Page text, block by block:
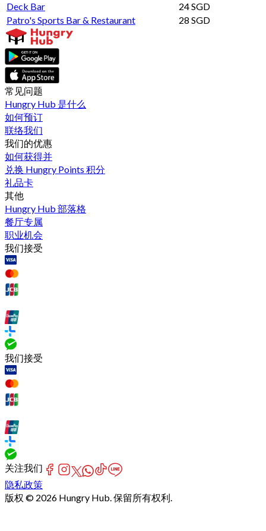
Deck Bar
24 SGD
Patro's Sports Bar & Restaurant
28 SGD
常见问题
Hungry Hub 是什么
如何预订
联络我们
我们的优惠
如何获得并
兑换 Hungry Points 积分
礼品卡
其他
Hungry Hub 部落格
餐厅专属
职业机会
我们接受
我们接受
关注我们
隐私政策
版权 © 2026 Hungry Hub. 保留所有权利.